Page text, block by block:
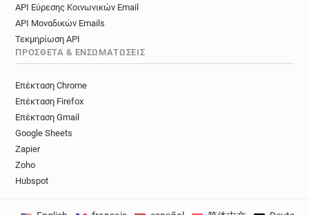
API Εύρεσης Κοινωνικών Email
API Μοναδικών Emails
Τεκμηρίωση API
ΠΡΌΣΘΕΤΑ & ΕΝΣΩΜΑΤΏΣΕΙΣ
Επέκταση Chrome
Επέκταση Firefox
Επέκταση Gmail
Google Sheets
Zapier
Zoho
Hubspot